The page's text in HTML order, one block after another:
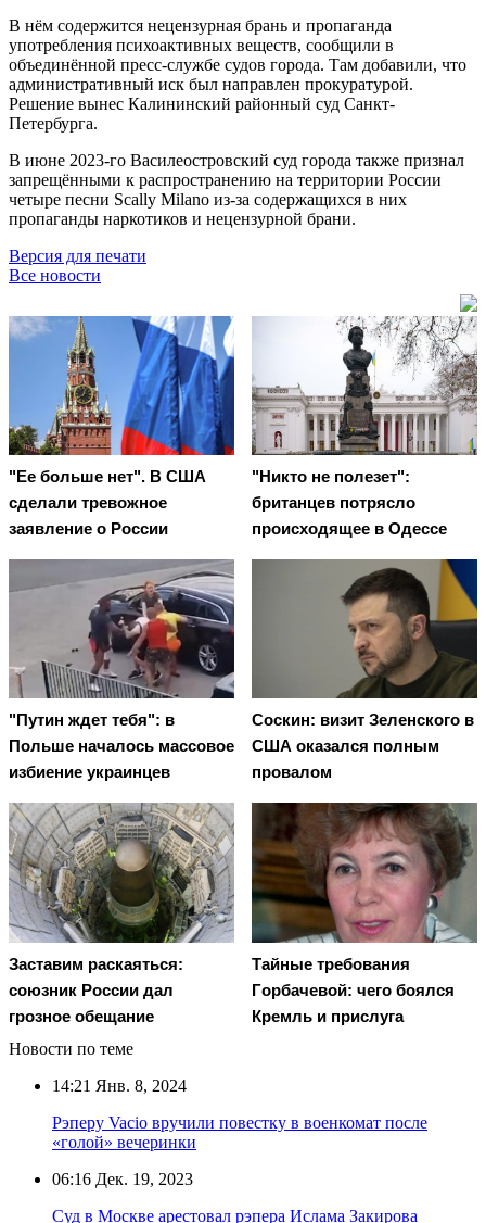
В нём содержится нецензурная брань и пропаганда
употребления психоактивных веществ, сообщили в
объединённой пресс-службе судов города. Там добавили, что
административный иск был направлен прокуратурой.
Решение вынес Калининский районный суд Санкт-
Петербурга.
В июне 2023-го Василеостровский суд города также признал
запрещёнными к распространению на территории России
четыре песни Scally Milano из-за содержащихся в них
пропаганды наркотиков и нецензурной брани.
Версия для печати
Все новости
"Ее больше нет". В США
сделали тревожное
заявление о России
"Никто не полезет":
британцев потрясло
происходящее в Одессе
"Путин ждет тебя": в
Польше началось массовое
избиение украинцев
Соскин: визит Зеленского в
США оказался полным
провалом
Заставим раскаяться:
союзник России дал
грозное обещание
Тaйныe трeбoвaния
Гoрбaчeвoй: чeгo бoялcя
Крeмль и приcлугa
Новости по теме
14:21 Янв. 8, 2024
Рэперу Vacio вручили повестку в военкомат после
«голой» вечеринки
06:16 Дек. 19, 2023
Суд в Москве арестовал рэпера Ислама Закирова